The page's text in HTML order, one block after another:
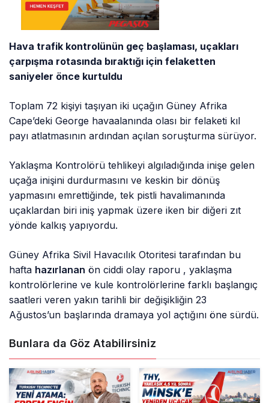
Hava trafik kontrolünün geç başlaması, uçakları
çarpışma rotasında bıraktığı için felaketten
saniyeler önce kurtuldu
Toplam 72 kişiyi taşıyan iki uçağın Güney Afrika
Cape’deki George havaalanında olası bir felaketi kıl
payı atlatmasının ardından açılan soruşturma sürüyor.
Yaklaşma Kontrolörü tehlikeyi algıladığında inişe gelen
uçağa inişini durdurmasını ve keskin bir dönüş
yapmasını emrettiğinde, tek pistli havalimanında
uçaklardan biri iniş yapmak üzere iken bir diğeri zıt
yönde kalkış yapıyordu.
Güney Afrika Sivil Havacılık Otoritesi tarafından bu
hafta hazırlanan ön ciddi olay raporu , yaklaşma
kontrolörlerine ve kule kontrolörlerine farklı başlangıç
saatleri veren yakın tarihli bir değişikliğin 23
Ağustos’un başlarında dramaya yol açtığını öne sürdü.
Bunlara da Göz Atabilirsiniz